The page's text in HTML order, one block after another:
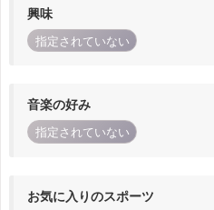
興味
指定されていない
音楽の好み
指定されていない
お気に入りのスポーツ